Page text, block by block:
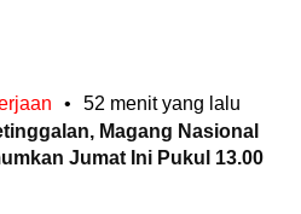
•
52 menit yang lalu
Magang Nasional
Jumat Ini Pukul 13.00